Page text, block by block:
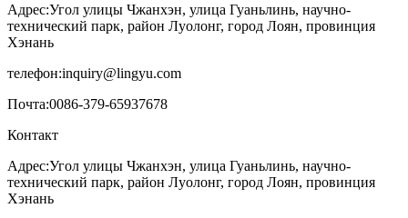
Адрес:Угол улицы Чжанхэн, улица Гуаньлинь, научно-
технический парк, район Луолонг, город Лоян, провинция
Хэнань
телефон:inquiry@lingyu.com
Почта:0086-379-65937678
Контакт
Адрес:Угол улицы Чжанхэн, улица Гуаньлинь, научно-
технический парк, район Луолонг, город Лоян, провинция
Хэнань